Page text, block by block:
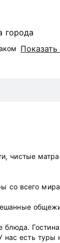
города
чистые
со всего
блюда.
нас есть